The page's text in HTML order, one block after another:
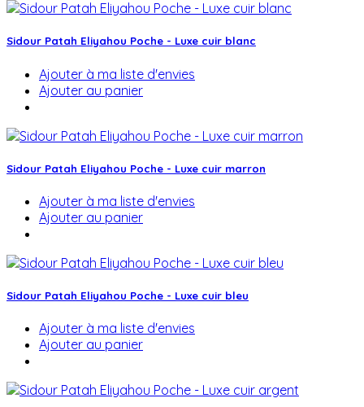
Sidour Patah Eliyahou Poche - Luxe cuir blanc
Ajouter à ma liste d'envies
Ajouter au panier
Sidour Patah Eliyahou Poche - Luxe cuir marron
Ajouter à ma liste d'envies
Ajouter au panier
Sidour Patah Eliyahou Poche - Luxe cuir bleu
Ajouter à ma liste d'envies
Ajouter au panier